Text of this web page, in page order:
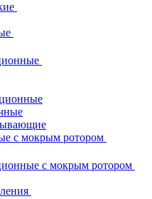
с мокрым ротором
с мокрым ротором